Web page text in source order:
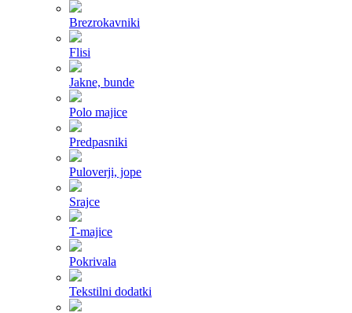
Brezrokavniki
Flisi
Jakne, bunde
Polo majice
Predpasniki
Puloverji, jope
Srajce
T-majice
Pokrivala
Tekstilni dodatki